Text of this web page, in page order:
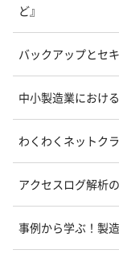
ど』
バックアップとセ
中小製造業におけ
わくわくネットク
アクセスログ解析
事例から学ぶ！製